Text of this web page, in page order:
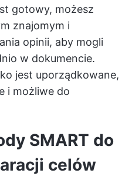
gotowy, możesz
znajomym i
opinii, aby mogli
w dokumencie.
jest uporządkowane,
i możliwe do
SMART do
celów